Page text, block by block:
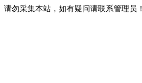
请勿采集本站，如有疑问请联系管理员！